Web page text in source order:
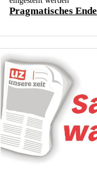
Pragmatisches Ende